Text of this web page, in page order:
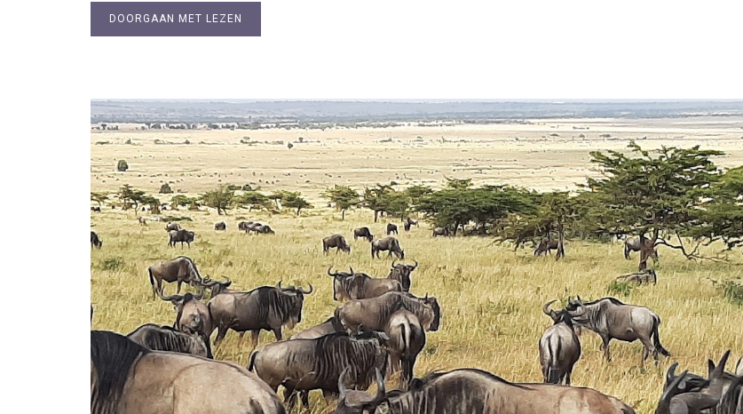
DOORGAAN MET LEZEN